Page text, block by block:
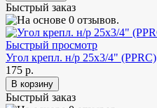
Быстрый заказ
Быстрый просмотр
Угол крепл. н/р 25х3/4" (PPRC)
175 р.
Быстрый заказ